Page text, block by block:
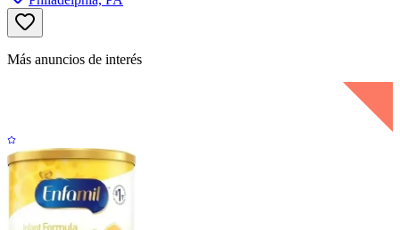
Más anuncios de interés